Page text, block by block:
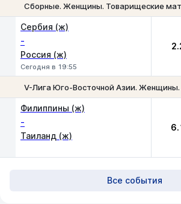
Сборные. Женщины. Товарищеские
Сербия (ж)
-
Россия (ж)
Сегодня в 19:55
V-Лига Юго-Восточной Азии. Женщины.
Филиппины (ж)
-
Таиланд (ж)
Все события